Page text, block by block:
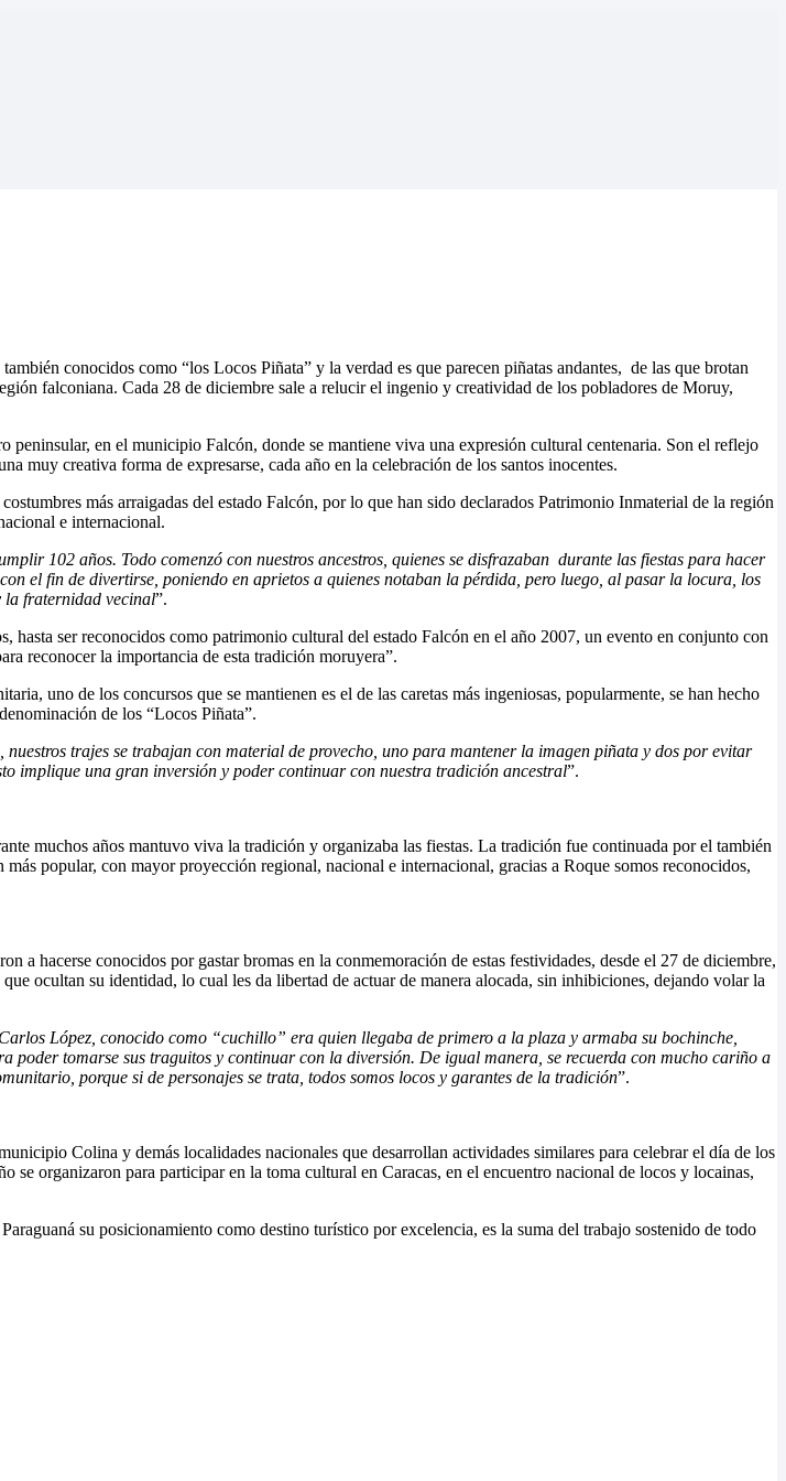
conocidos como “los Locos Piñata” y la verdad es que parecen piñatas andantes, de las que brotan
falconiana. Cada 28 de diciembre sale a relucir el ingenio y creatividad de los pobladores de Moruy,
en el municipio Falcón, donde se mantiene viva una expresión cultural centenaria. Son el reflejo
muy creativa forma de expresarse, cada año en la celebración de los santos inocentes.
más arraigadas del estado Falcón, por lo que han sido declarados Patrimonio Inmaterial de la región
e internacional.
102 años. Todo comenzó con nuestros ancestros, quienes se disfrazaban durante las fiestas para hacer
el fin de divertirse, poniendo en aprietos a quienes notaban la pérdida, pero luego, al pasar la locura, los
la fraternidad vecinal”.
hasta ser reconocidos como patrimonio cultural del estado Falcón en el año 2007, un evento en conjunto con
reconocer la importancia de esta tradición moruyera”.
uno de los concursos que se mantienen es el de las caretas más ingeniosas, popularmente, se han hecho
de los “Locos Piñata”.
trajes se trabajan con material de provecho, uno para mantener la imagen piñata y dos por evitar
implique una gran inversión y poder continuar con nuestra tradición ancestral”.
muchos años mantuvo viva la tradición y organizaba las fiestas. La tradición fue continuada por el también
popular, con mayor proyección regional, nacional e internacional, gracias a Roque somos reconocidos,
a hacerse conocidos por gastar bromas en la conmemoración de estas festividades, desde el 27 de diciembre,
ocultan su identidad, lo cual les da libertad de actuar de manera alocada, sin inhibiciones, dejando volar la
López, conocido como “cuchillo” era quien llegaba de primero a la plaza y armaba su bochinche,
poder tomarse sus traguitos y continuar con la diversión. De igual manera, se recuerda con mucho cariño a
porque si de personajes se trata, todos somos locos y garantes de la tradición”.
Colina y demás localidades nacionales que desarrollan actividades similares para celebrar el día de los
se organizaron para participar en la toma cultural en Caracas, en el encuentro nacional de locos y locainas,
su posicionamiento como destino turístico por excelencia, es la suma del trabajo sostenido de todo